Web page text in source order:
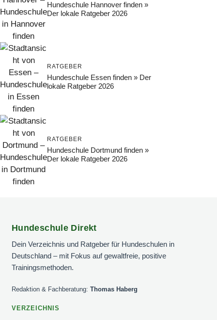
Hundeschule Hannover finden »
Der lokale Ratgeber 2026
RATGEBER
Hundeschule Essen finden » Der
lokale Ratgeber 2026
RATGEBER
Hundeschule Dortmund finden »
Der lokale Ratgeber 2026
Hundeschule Direkt
Dein Verzeichnis und Ratgeber für Hundeschulen in
Deutschland – mit Fokus auf gewaltfreie, positive
Trainingsmethoden.
Redaktion & Fachberatung: Thomas Haberg
VERZEICHNIS